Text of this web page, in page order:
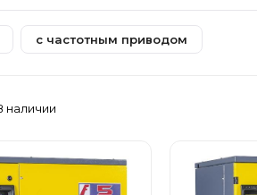
с частотным приводом
наличии